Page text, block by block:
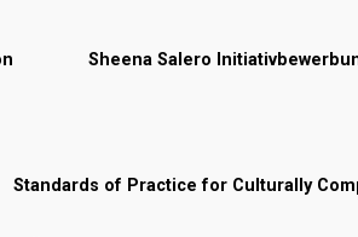
Sheena Salero
Standards of Practice for Culturally